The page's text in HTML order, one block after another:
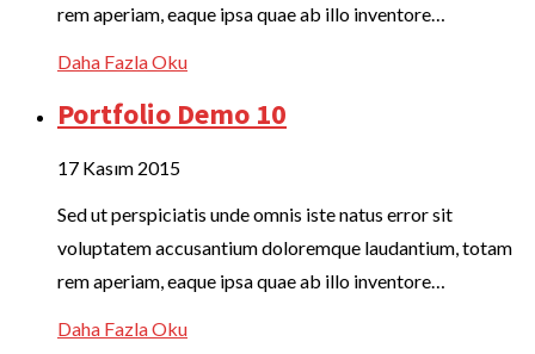
rem aperiam, eaque ipsa quae ab illo inventore…
Daha Fazla Oku
Portfolio Demo 10
17 Kasım 2015
Sed ut perspiciatis unde omnis iste natus error sit
voluptatem accusantium doloremque laudantium, totam
rem aperiam, eaque ipsa quae ab illo inventore…
Daha Fazla Oku